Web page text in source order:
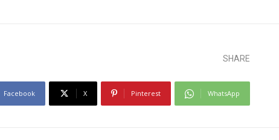
SHARE
Facebook X Pinterest WhatsApp